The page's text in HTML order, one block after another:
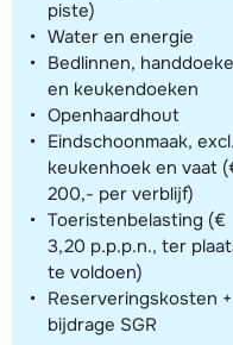
piste)
Water en energie
Bedlinnen,
en keukendoeken
Openhaardhout
Eindschoonmaak, excl.
keukenhoek en vaat
200,- per verblijf)
Toeristenbelasting (€
3,20 p.p.p.n., ter
te voldoen)
Reserveringskosten +
bijdrage SGR